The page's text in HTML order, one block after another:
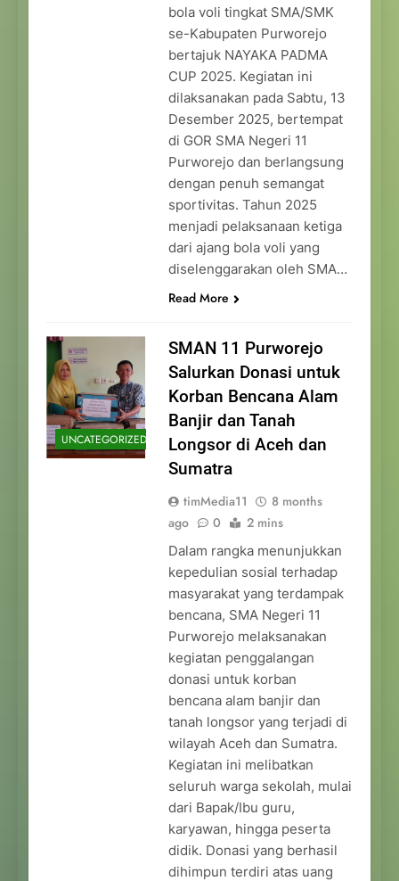
bola voli tingkat SMA/SMK
se-Kabupaten Purworejo
bertajuk NAYAKA PADMA
CUP 2025. Kegiatan ini
dilaksanakan pada Sabtu, 13
Desember 2025, bertempat
di GOR SMA Negeri 11
Purworejo dan berlangsung
dengan penuh semangat
sportivitas. Tahun 2025
menjadi pelaksanaan ketiga
dari ajang bola voli yang
diselenggarakan oleh SMA…
Read More
UNCATEGORIZED
SMAN 11 Purworejo
Salurkan Donasi untuk
Korban Bencana Alam
Banjir dan Tanah
Longsor di Aceh dan
Sumatra
timMedia11
8 months
ago
0 2 mins
Dalam rangka menunjukkan
kepedulian sosial terhadap
masyarakat yang terdampak
bencana, SMA Negeri 11
Purworejo melaksanakan
kegiatan penggalangan
donasi untuk korban
bencana alam banjir dan
tanah longsor yang terjadi di
wilayah Aceh dan Sumatra.
Kegiatan ini melibatkan
seluruh warga sekolah, mulai
dari Bapak/Ibu guru,
karyawan, hingga peserta
didik. Donasi yang berhasil
dihimpun terdiri atas uang